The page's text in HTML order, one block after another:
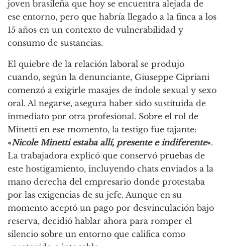
joven brasileña que hoy se encuentra alejada de
ese entorno, pero que habría llegado a la finca a los
15 años en un contexto de vulnerabilidad y
consumo de sustancias.
El quiebre de la relación laboral se produjo
cuando, según la denunciante, Giuseppe Cipriani
comenzó a exigirle masajes de índole sexual y sexo
oral. Al negarse, asegura haber sido sustituida de
inmediato por otra profesional. Sobre el rol de
Minetti en ese momento, la testigo fue tajante:
«Nicole Minetti estaba allí, presente e indiferente«.
La trabajadora explicó que conservó pruebas de
este hostigamiento, incluyendo chats enviados a la
mano derecha del empresario donde protestaba
por las exigencias de su jefe. Aunque en su
momento aceptó un pago por desvinculación bajo
reserva, decidió hablar ahora para romper el
silencio sobre un entorno que califica como